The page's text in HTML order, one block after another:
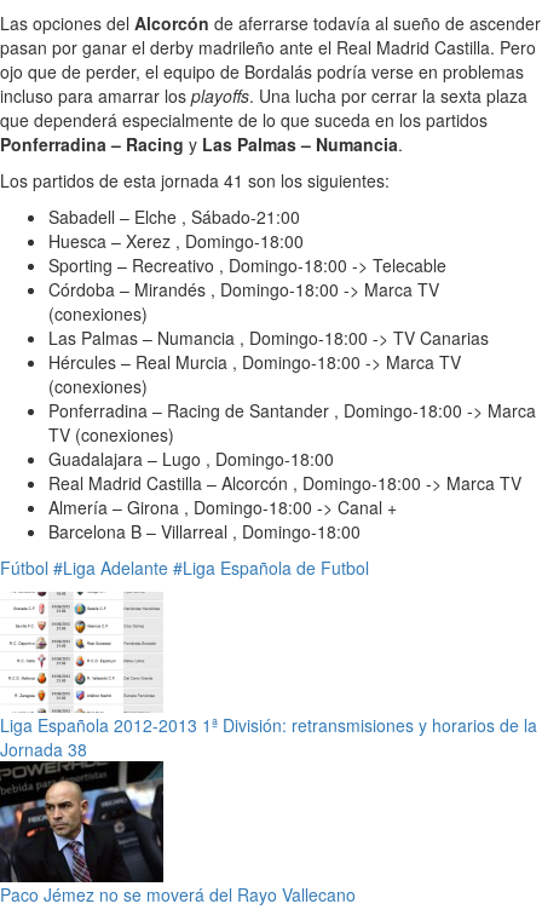
Las opciones del Alcorcón de aferrarse todavía al sueño de ascender
pasan por ganar el derby madrileño ante el Real Madrid Castilla. Pero
ojo que de perder, el equipo de Bordalás podría verse en problemas
incluso para amarrar los playoffs. Una lucha por cerrar la sexta plaza
que dependerá especialmente de lo que suceda en los partidos
Ponferradina – Racing y Las Palmas – Numancia.
Los partidos de esta jornada 41 son los siguientes:
Sabadell – Elche , Sábado-21:00
Huesca – Xerez , Domingo-18:00
Sporting – Recreativo , Domingo-18:00 -> Telecable
Córdoba – Mirandés , Domingo-18:00 -> Marca TV
(conexiones)
Las Palmas – Numancia , Domingo-18:00 -> TV Canarias
Hércules – Real Murcia , Domingo-18:00 -> Marca TV
(conexiones)
Ponferradina – Racing de Santander , Domingo-18:00 -> Marca
TV (conexiones)
Guadalajara – Lugo , Domingo-18:00
Real Madrid Castilla – Alcorcón , Domingo-18:00 -> Marca TV
Almería – Girona , Domingo-18:00 -> Canal +
Barcelona B – Villarreal , Domingo-18:00
Fútbol #Liga Adelante #Liga Española de Futbol
Liga Española 2012-2013 1ª División: retransmisiones y horarios de la
Jornada 38
Paco Jémez no se moverá del Rayo Vallecano